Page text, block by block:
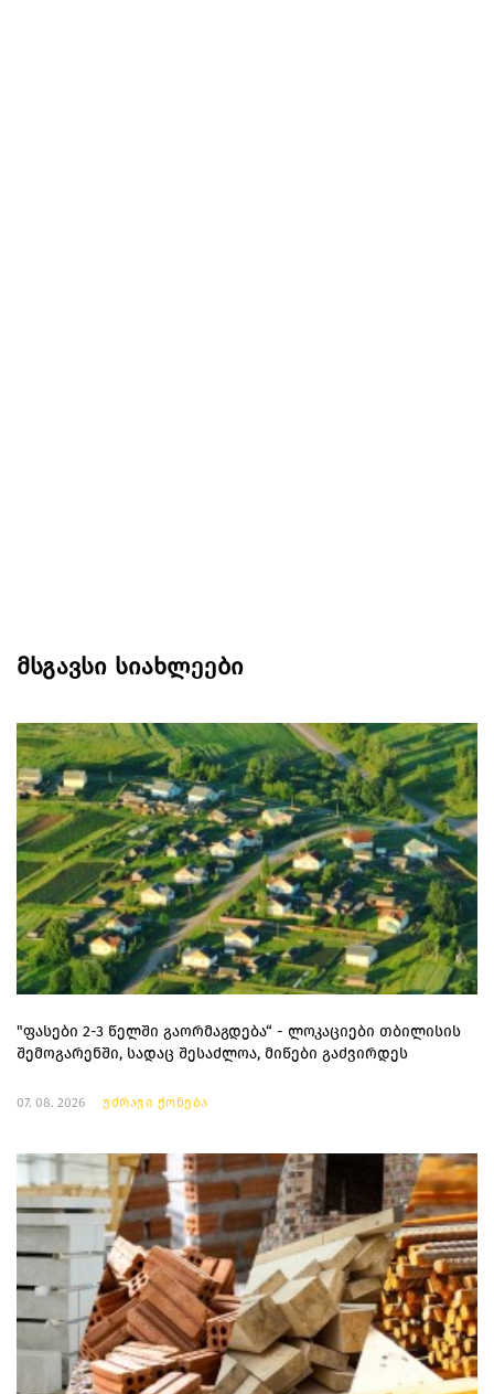
მსგავსი სიახლეები
"ფასები 2-3 წელში გაორმაგდება“ - ლოკაციები თბილისის
შემოგარენში, სადაც შესაძლოა, მიწები გაძვირდეს
07. 08. 2026 უძრავი ქონება